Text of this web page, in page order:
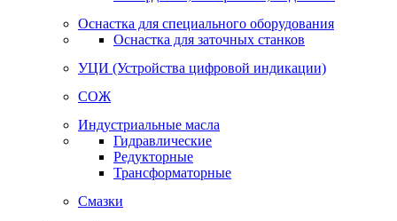
Оснастка для специального оборудования
Оснастка для заточных станков
УЦИ (Устройства цифровой индикации)
СОЖ
Индустриальные масла
Гидравлические
Редукторные
Трансформаторные
Смазки